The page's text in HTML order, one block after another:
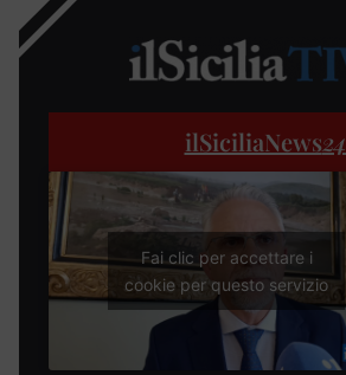
ilSiciliaNews24
Fai clic per accettare i
cookie per questo servizio